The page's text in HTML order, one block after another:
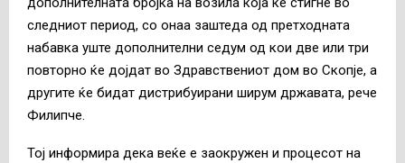
следниот период, со онаа заштеда од претходната
набавка уште дополнителни седум од кои две или три
повторно ќе дојдат во Здравствениот дом во Скопје, а
другите ќе бидат дистрибуирани ширум државата, рече
Филипче.
Тој информира дека веќе е заокружен и процесот на